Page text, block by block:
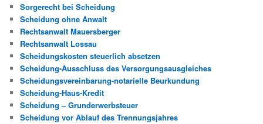
Sorgerecht bei Scheidung
Scheidung ohne Anwalt
Rechtsanwalt Mauersberger
Rechtsanwalt Lossau
Scheidungskosten steuerlich absetzen
Scheidung-Ausschluss des Versorgungsausgleiches
Scheidungsvereinbarung-notarielle Beurkundung
Scheidung-Haus-Kredit
Scheidung – Grunderwerbsteuer
Scheidung vor Ablauf des Trennungsjahres